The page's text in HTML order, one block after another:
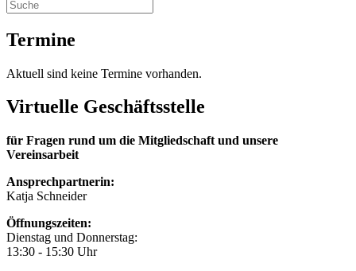
Termine
Aktuell sind keine Termine vorhanden.
Virtuelle Geschäftsstelle
für Fragen rund um die Mitgliedschaft und unsere
Vereinsarbeit
Ansprechpartnerin:
Katja Schneider
Öffnungszeiten:
Dienstag und Donnerstag:
13:30 - 15:30 Uhr